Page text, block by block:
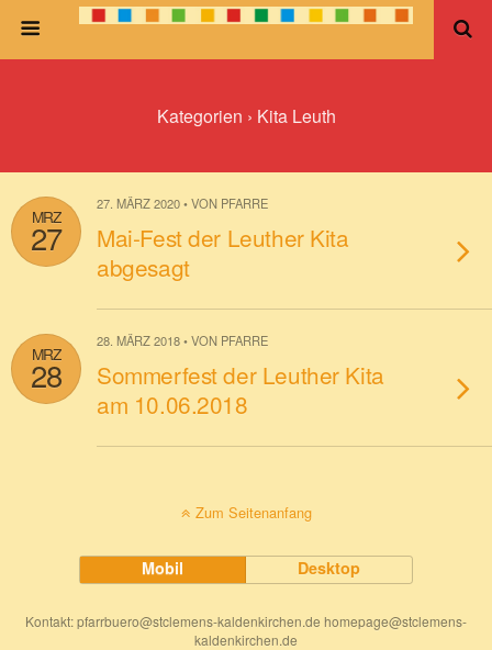
Kategorien › Kita Leuth
MRZ
27
27. MÄRZ 2020 • VON PFARRE
Mai-Fest der Leuther Kita
abgesagt
MRZ
28
28. MÄRZ 2018 • VON PFARRE
Sommerfest der Leuther Kita
am 10.06.2018
Zum Seitenanfang
Mobil Desktop
Kontakt: pfarrbuero@stclemens-kaldenkirchen.de homepage@stclemens-
kaldenkirchen.de